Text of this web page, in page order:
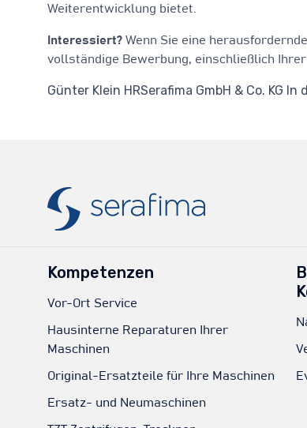
Weiterentwicklung bietet.
Interessiert? Wenn Sie eine
vollständige Bewerbung, einschließlich
Günter Klein HRSerafima GmbH & Co. KG
Kompetenzen
Vor-Ort Service
Hausinterne Reparaturen Ihrer
Maschinen
Original-Ersatzteile für Ihre Maschinen
Ersatz- und Neumaschinen